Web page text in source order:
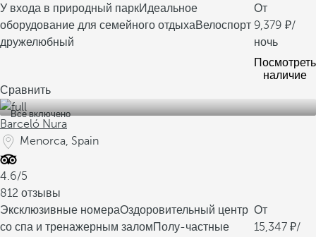
У входа в природный паркИдеальное
оборудование для семейного отдыхаВелоспорт
дружелюбный
От
9,379
/
ночь
Посмотреть
наличие
Сравнить
Все включено
Barceló Nura
Menorca, Spain
4.6/5
812 отзывы
Эксклюзивные номераОздоровительный центр
со спа и тренажерным заломПолу-частные
От
15,347
/